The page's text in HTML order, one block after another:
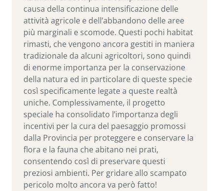
causa della continua intensificazione delle
attività agricole e dell’abbandono delle aree
più marginali e scomode. Questi pochi habitat
rimasti, che vengono ancora gestiti in maniera
tradizionale da alcuni agricoltori, sono quindi
di enorme importanza per la conservazione
della natura ed in particolare di queste specie
così specificamente legate a queste realtà
uniche. Complessivamente, il progetto
speciale ha consolidato l’importanza degli
incentivi per la cura del paesaggio promossi
dalla Provincia per proteggere e conservare la
flora e la fauna che abitano nei prati,
consentendo così di preservare questi
preziosi ambienti. Per gridare allo scampato
pericolo molto ancora va però fatto!